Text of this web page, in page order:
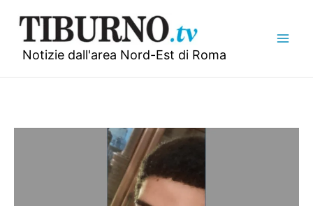
contenuto
Notizie dall'area Nord-Est di Roma